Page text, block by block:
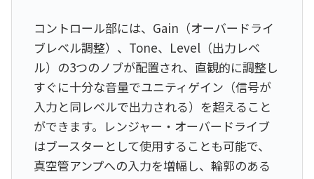
コントロール部には、Gain（オーバードライ
ブレベル調整）、Tone、Level（出力レベ
ル）の3つのノブが配置され、直観的に調整し
すぐに十分な音量でユニティゲイン（信号が
入力と同レベルで出力される）を超えること
ができます。レンジャー・オーバードライブ
はブースターとして使用することも可能で、
真空管アンプへの入力を増幅し、輪郭のある